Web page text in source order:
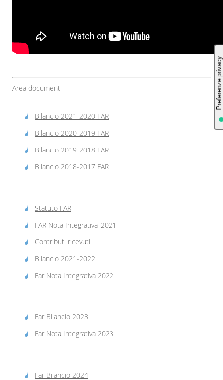
Area documenti
Bilancio 2021-2020 FAR
Bilancio 2020-2019 FAR
Bilancio 2019-2018 FAR
Bilancio 2018-2017 FAR
Statuto FAR
FAR Nota Integrativa_2021
Contributi ricevuti
Bilancio 2021-2022
Far Nota Integrativa 2022
Far Bilancio 2023
Far Nota Integrativa 2023
Far Bilancio 2024